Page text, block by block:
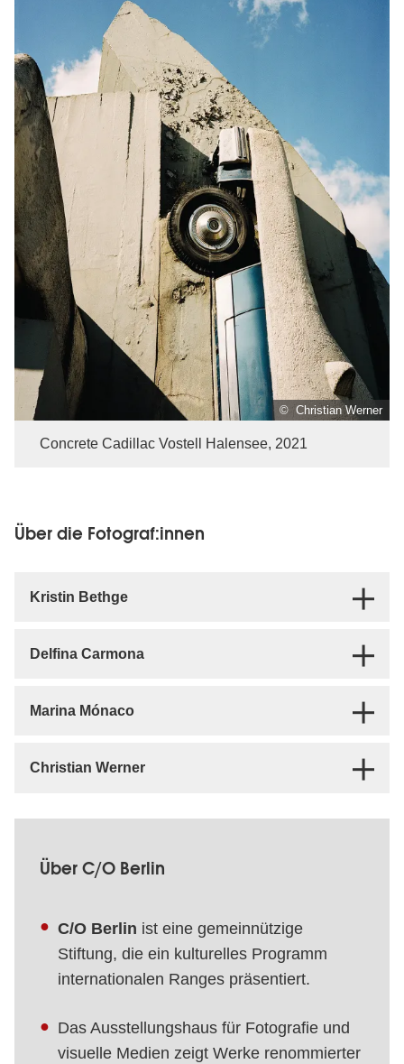
© Christian Werner
Concrete Cadillac Vostell Halensee, 2021
Über die Fotograf:innen
Kristin Bethge
Delfina Carmona
Marina Mónaco
Christian Werner
Über C/O Berlin
C/O Berlin ist eine gemeinnützige
Stiftung, die ein kulturelles Programm
internationalen Ranges präsentiert.
Das Ausstellungshaus für Fotografie und
visuelle Medien zeigt Werke renommierter